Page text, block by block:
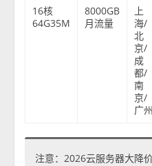
16核
64G35M
8000GB
月流量
上
海/
北
京/
成
都/
南
京/
广州
注意：2026云服务器大降